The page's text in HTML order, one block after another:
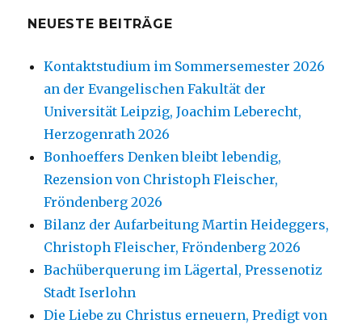
NEUESTE BEITRÄGE
Kontaktstudium im Sommersemester 2026
an der Evangelischen Fakultät der
Universität Leipzig, Joachim Leberecht,
Herzogenrath 2026
Bonhoeffers Denken bleibt lebendig,
Rezension von Christoph Fleischer,
Fröndenberg 2026
Bilanz der Aufarbeitung Martin Heideggers,
Christoph Fleischer, Fröndenberg 2026
Bachüberquerung im Lägertal, Pressenotiz
Stadt Iserlohn
Die Liebe zu Christus erneuern, Predigt von